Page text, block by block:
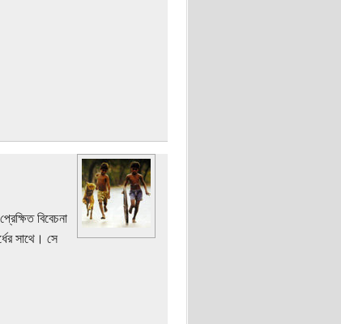
বিবেচনা
সাথে। সে